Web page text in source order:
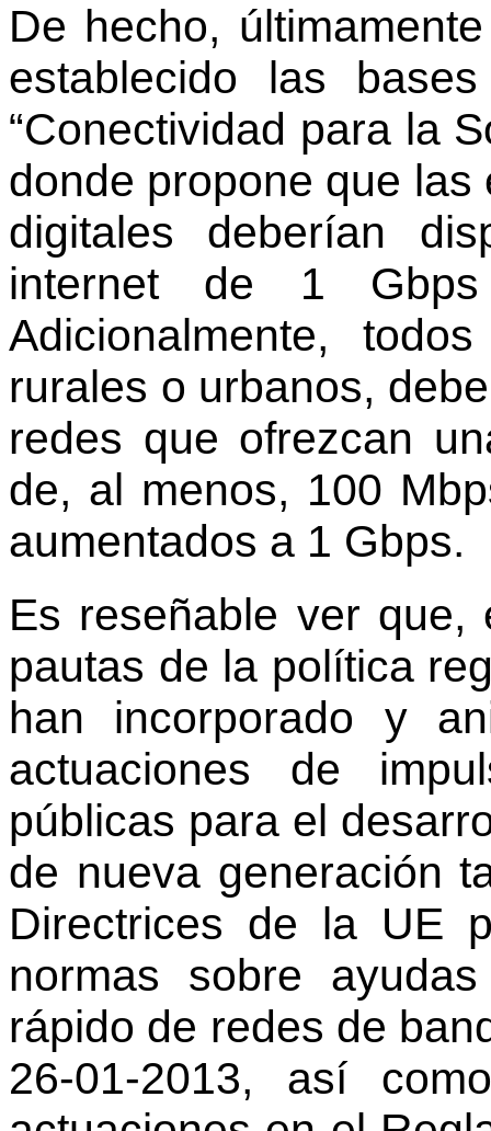
De hecho,
establecido las
“Conectividad para la
donde propone que
digitales deberían
internet de 1
Adicionalmente,
rurales o urbanos,
redes que ofrezcan
de, al menos, 100
aumentados a 1 Gbps.
Es reseñable ver que,
pautas de la política
han incorporado y
actuaciones de
públicas para el
de nueva generación
Directrices de la UE
normas sobre
rápido de redes de
26-01-2013, así